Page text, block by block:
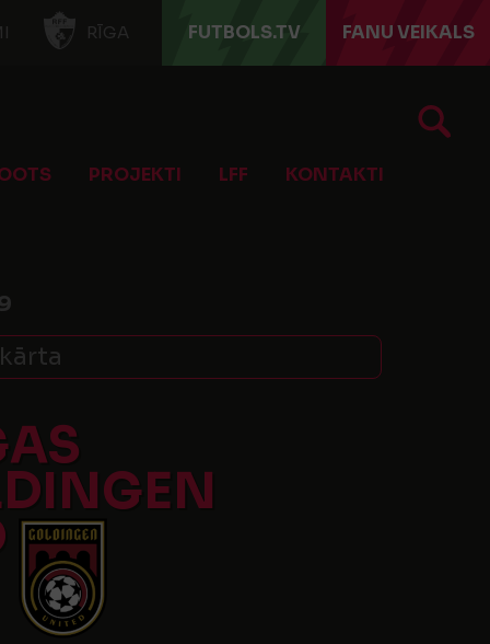
RĪGA FUTBOLS.TV FANU VEIKALS
PROJEKTI LFF KONTAKTI